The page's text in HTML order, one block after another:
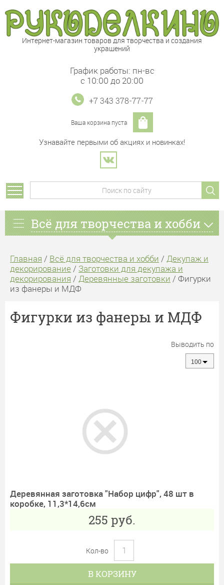
Интернет-магазин товаров для творчества и создания
украшений
Узнавайте первыми об акциях и новинках!
График работы: пн-вс
с 10:00 до 20:00
+7 343 378-77-77
Ваша корзина пуста
Всё для творчества и хобби
Главная / Всё для творчества и хобби / Декупаж и
декорирование / Заготовки для декупажа и
декорирования / Деревянные заготовки / Фигурки
из фанеры и МДФ
Фигурки из фанеры и МДФ
Выводить по
100
Деревянная заготовка "Набор цифр", 48 шт в
коробке, 11,3*14,6см
255 руб.
Кол-во
В КОРЗИНУ